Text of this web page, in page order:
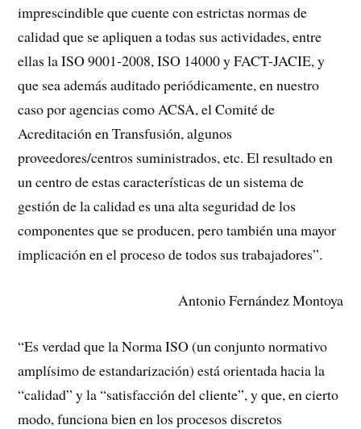
imprescindible que cuente con estrictas normas de
calidad que se apliquen a todas sus actividades, entre
ellas la ISO 9001-2008, ISO 14000 y FACT-JACIE, y
que sea además auditado periódicamente, en nuestro
caso por agencias como ACSA, el Comité de
Acreditación en Transfusión, algunos
proveedores/centros suministrados, etc. El resultado en
un centro de estas características de un sistema de
gestión de la calidad es una alta seguridad de los
componentes que se producen, pero también una mayor
implicación en el proceso de todos sus trabajadores”.
Antonio Fernández Montoya
“Es verdad que la Norma ISO (un conjunto normativo
amplísimo de estandarización) está orientada hacia la
“calidad” y la “satisfacción del cliente”, y que, en cierto
modo, funciona bien en los procesos discretos